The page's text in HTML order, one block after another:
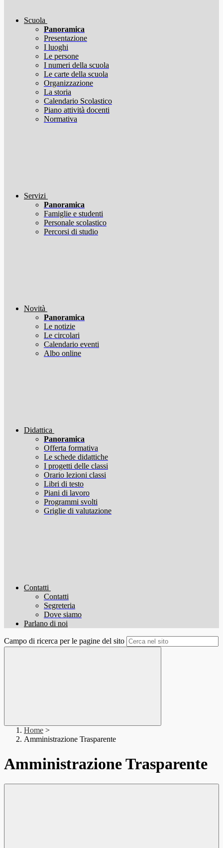
Scuola
Panoramica
Presentazione
I luoghi
Le persone
I numeri della scuola
Le carte della scuola
Organizzazione
La storia
Calendario Scolastico
Piano attività docenti
Normativa
Servizi
Panoramica
Famiglie e studenti
Personale scolastico
Percorsi di studio
Novità
Panoramica
Le notizie
Le circolari
Calendario eventi
Albo online
Didattica
Panoramica
Offerta formativa
Le schede didattiche
I progetti delle classi
Orario lezioni classi
Libri di testo
Piani di lavoro
Programmi svolti
Griglie di valutazione
Contatti
Contatti
Segreteria
Dove siamo
Parlano di noi
Campo di ricerca per le pagine del sito
Home >
Amministrazione Trasparente
Amministrazione Trasparente